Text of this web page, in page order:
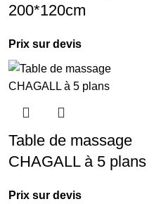
200*120cm
Prix sur devis
Table de massage
CHAGALL à 5 plans
Prix sur devis